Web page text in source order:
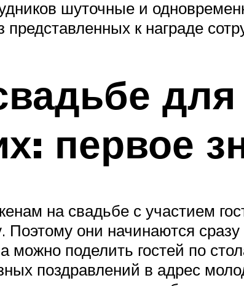
шуточные и
к награде
для
первое
на свадьбе с участием
они начинаются
можно поделить гостей по
поздравлений в адрес